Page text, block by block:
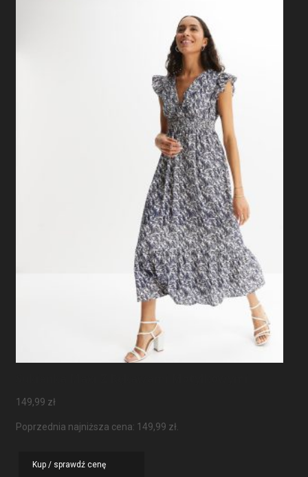
149,99 zł
Poprzednia najniższa cena: 149,99 zł.
Kup / sprawdź cenę